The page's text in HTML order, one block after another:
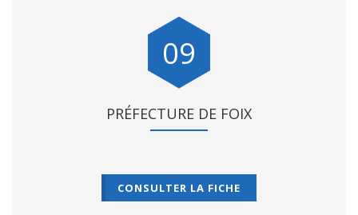
09
PRÉFECTURE DE FOIX
CONSULTER LA FICHE